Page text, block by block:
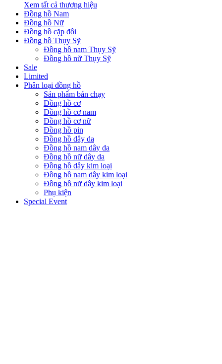
Xem tất cả thương hiệu
Đồng hồ Nam
Đồng hồ Nữ
Đồng hồ cặp đôi
Đồng hồ Thụy Sỹ
Đồng hồ nam Thụy Sỹ
Đồng hồ nữ Thụy Sỹ
Sale
Limited
Phân loại đồng hồ
Sản phẩm bán chạy
Đồng hồ cơ
Đồng hồ cơ nam
Đồng hồ cơ nữ
Đồng hồ pin
Đồng hồ dây da
Đồng hồ nam dây da
Đồng hồ nữ dây da
Đồng hồ dây kim loại
Đồng hồ nam dây kim loại
Đồng hồ nữ dây kim loại
Phụ kiện
Special Event